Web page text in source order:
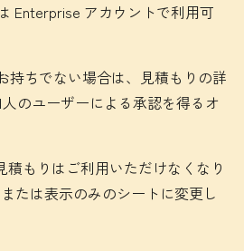
Enterprise アカウントで利用可
持ちでない場合は、見積もりの詳
のユーザーによる承認を得るオ
もりはご利用いただけなくなり
たは表示のみのシートに変更し